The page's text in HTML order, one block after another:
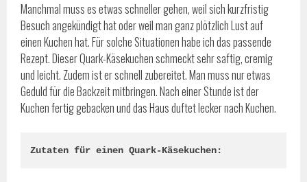
Manchmal muss es etwas schneller gehen, weil sich kurzfristig
Besuch angekündigt hat oder weil man ganz plötzlich Lust auf
einen Kuchen hat. Für solche Situationen habe ich das passende
Rezept. Dieser Quark-Käsekuchen schmeckt sehr saftig, cremig
und leicht. Zudem ist er schnell zubereitet. Man muss nur etwas
Geduld für die Backzeit mitbringen. Nach einer Stunde ist der
Kuchen fertig gebacken und das Haus duftet lecker nach Kuchen.
Zutaten für einen Quark-Käsekuchen: